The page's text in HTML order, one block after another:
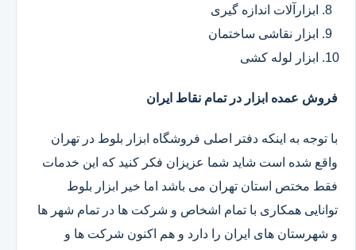
ابزارآلات اندازه گیری
ابزار نقاشی ساختمان
ابزار لوله کشی
فروش عمده ابزار در تمام نقاط ایران
با توجه به اینکه دفتر اصلی فروشگاه ابزار بلوط در تهران
واقع شده است شاید شما عزیزان فکر کنید که این خدمات
فقط مختص استان تهران می باشد اما خیر ابزار بلوط
توانایی همکاری با تمام اشخاص و شرکت ها در تمام شهر ها
و شهرستان های ایران را دارد و هم اکنون شرکت ها و